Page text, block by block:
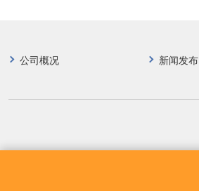
公司概况 新闻发布